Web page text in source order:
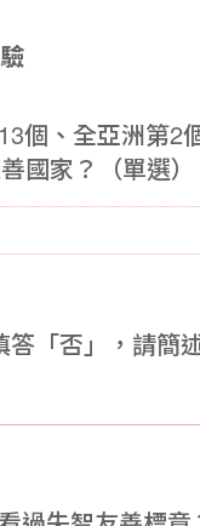
個、全亞洲第2
國家？（單選）
「否」，請簡